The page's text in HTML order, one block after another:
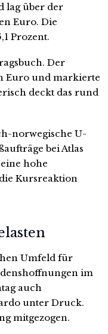
lag über der
Euro. Die
Prozent.
Der
Euro und markierte
deckt das rund
norwegische U-
bei Atlas
hohe
Kursreaktion
Umfeld für
im
auch
unter Druck.
mitgezogen.